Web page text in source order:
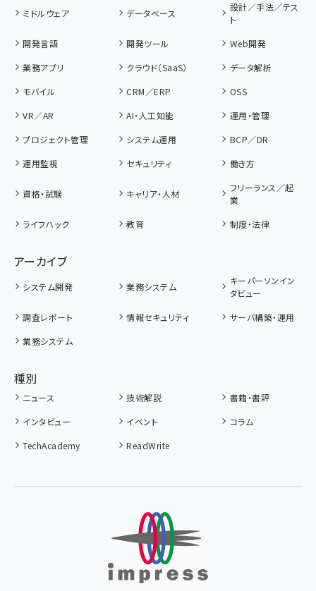
ミドルウェア データベース
設計／手法／テス
ト
開発言語
開発ツール
Web開発
業務アプリ
クラウド（SaaS）
データ解析
モバイル
CRM／ERP
OSS
VR／AR
AI・人工知能
運用・管理
プロジェクト管理
システム運用
BCP／DR
運用監視
セキュリティ 働き方
資格・試験 キャリア・人材
フリーランス／起
業
ライフハック
教育 制度・法律
アーカイブ
システム開発 業務システム
キーパーソンイン
タビュー
調査レポート
情報セキュリティ
サーバ構築・運用
業務システム
種別
ニュース 技術解説
書籍・書評
インタビュー
イベント
コラム
TechAcademy
ReadWrite